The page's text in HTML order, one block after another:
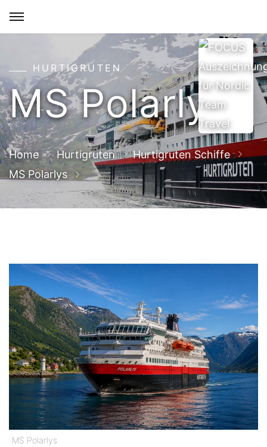
HURTIGRUTEN
MS Polarlys
Home Hurtigruten
Hurtigruten Schiffe
MS Polarlys
MS Polarlys